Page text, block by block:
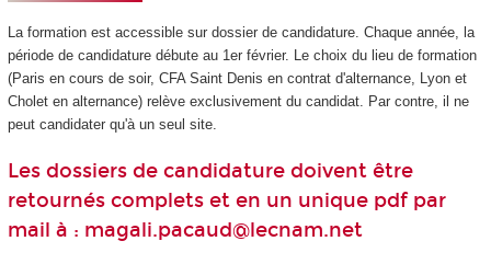
La formation est accessible sur dossier de candidature. Chaque année, la
période de candidature débute au 1er février. Le choix du lieu de formation
(Paris en cours de soir, CFA Saint Denis en contrat d'alternance, Lyon et
Cholet en alternance) relève exclusivement du candidat. Par contre, il ne
peut candidater qu'à un seul site.
Les dossiers de candidature doivent être
retournés complets et en un unique pdf par
mail à : magali.pacaud@lecnam.net